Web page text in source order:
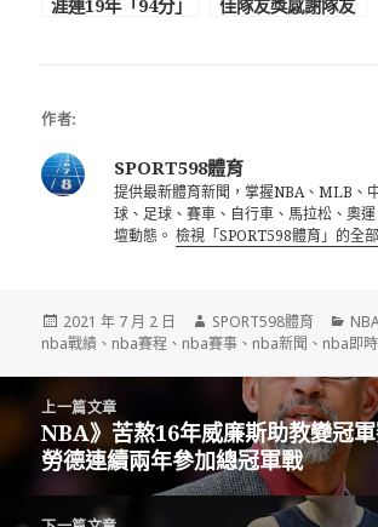
涯連19年「94分」
佳隊友獎感謝隊友
作者:
SPORT598體育
提供最新體育新聞，掌握NBA、MLB、
球、足球、賽車、自行車、馬拉松、奧
壇動態。檢視「SPORT598體育」的全
發
佈
2021 年 7 月 2 日
作
者
SPORT598體育
分
類
nba戰績 、 nba賽程 、 nba賽事 、 nba新聞 、 nba即時
上一篇文章
上
一
篇
文
NBA》苦熬16年威廉斯助教變冠
勞德連續兩年參加總冠軍戰